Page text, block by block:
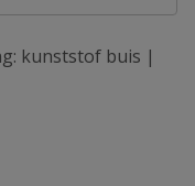
kunststof buis |